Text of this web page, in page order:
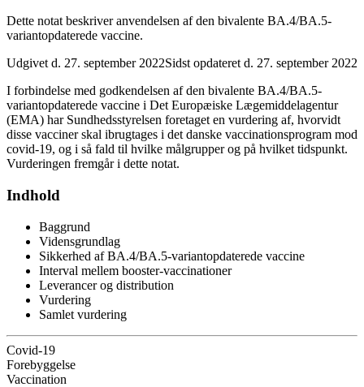
Dette notat beskriver anvendelsen af den bivalente BA.4/BA.5-
variantopdaterede vaccine.
Udgivet d. 27. september 2022Sidst opdateret d. 27. september 2022
I forbindelse med godkendelsen af den bivalente BA.4/BA.5-
variantopdaterede vaccine i Det Europæiske Lægemiddelagentur
(EMA) har Sundhedsstyrelsen foretaget en vurdering af, hvorvidt
disse vacciner skal ibrugtages i det danske vaccinationsprogram mod
covid-19, og i så fald til hvilke målgrupper og på hvilket tidspunkt.
Vurderingen fremgår i dette notat.
Indhold
Baggrund
Vidensgrundlag
Sikkerhed af BA.4/BA.5-variantopdaterede vaccine
Interval mellem booster-vaccinationer
Leverancer og distribution
Vurdering
Samlet vurdering
Covid-19
Forebyggelse
Vaccination